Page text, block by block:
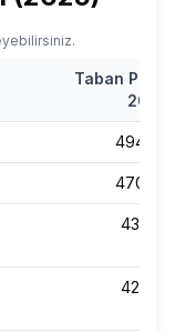
Taban Puan
2025
494,95
470,05
435,81
421,59